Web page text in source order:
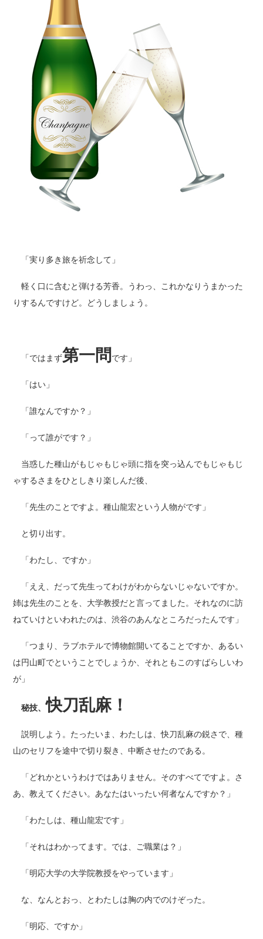
「実り多き旅を祈念して」
軽く口に含むと弾ける芳香。うわっ、これかなりうまかった
りするんですけど。どうしましょう。
「ではまず第一問です」
「はい」
「誰なんですか？」
「って誰がです？」
当惑した種山がもじゃもじゃ頭に指を突っ込んでもじゃもじ
ゃするさまをひとしきり楽しんだ後、
「先生のことですよ。種山龍宏という人物がです」
と切り出す。
「わたし、ですか」
「ええ、だって先生ってわけがわからないじゃないですか。
姉は先生のことを、大学教授だと言ってました。それなのに訪
ねていけといわれたのは、渋谷のあんなところだったんです」
「つまり、ラブホテルで博物館開いてることですか、あるい
は円山町でということでしょうか、それともこのすばらしいわ
が」
秘技、快刀乱麻！
説明しよう。たったいま、わたしは、快刀乱麻の鋭さで、種
山のセリフを途中で切り裂き、中断させたのである。
「どれかというわけではありません。そのすべてですよ。さ
あ、教えてください。あなたはいったい何者なんですか？」
「わたしは、種山龍宏です」
「それはわかってます。では、ご職業は？」
「明応大学の大学院教授をやっています」
な、なんとおっ、とわたしは胸の内でのけぞった。
「明応、ですか」